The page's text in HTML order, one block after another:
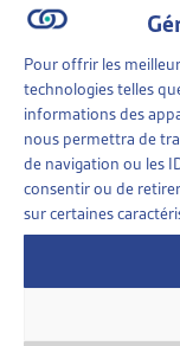
Pour offrir les
technologies telles
informations des
nous permettra de
de navigation ou les
consentir ou de
sur certaines
FAMILLES»
FAMILIALES
LOI FÉDÉRALE
FAMILIALES –
USAM,